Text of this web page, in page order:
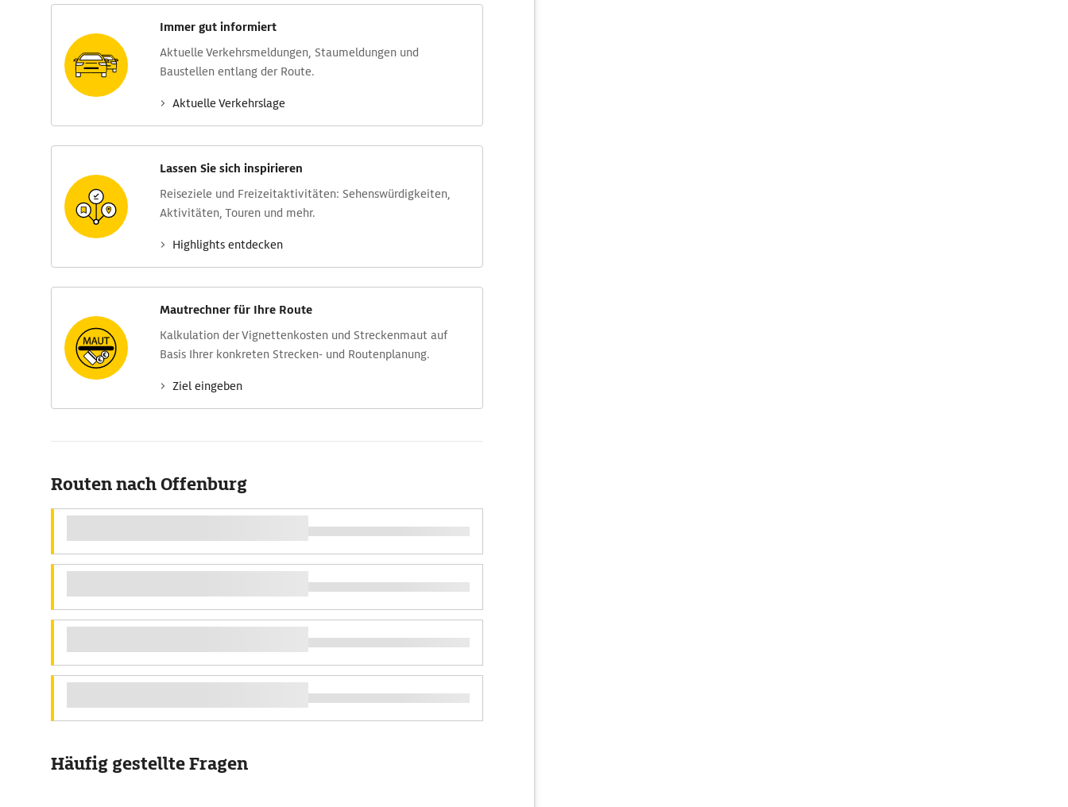
Immer gut informiert
Aktuelle Verkehrs­meldungen, Stau­meldungen und
Baustellen entlang der Route.
Aktuelle Verkehrs­lage
Lassen Sie sich inspirieren
Reise­ziele und Freizeit­aktivitäten: Sehens­würdig­keiten,
Aktivitäten, Touren und mehr.
Highlights entdecken
Mautrechner für Ihre Route
Kalkulation der Vignettenkosten und Streckenmaut auf
Basis Ihrer konkreten Strecken- und Routenplanung.
Ziel eingeben
Routen nach Offenburg
Häufig gestellte Fragen